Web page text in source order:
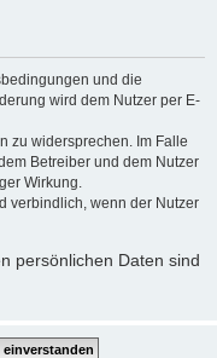
und die
wird dem Nutzer per E-
zu widersprechen. Im Falle
Betreiber und dem Nutzer
Wirkung.
verbindlich, wenn der Nutzer
persönlichen Daten sind